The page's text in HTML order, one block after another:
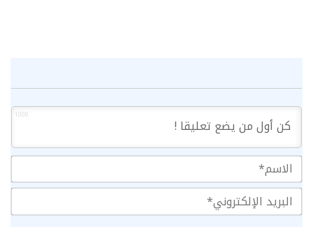
1000